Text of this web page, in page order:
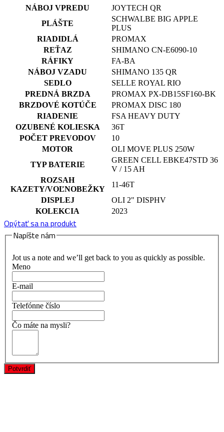
NÁBOJ VPREDU
JOYTECH QR
PLÁŠTE
SCHWALBE BIG APPLE
PLUS
RIADIDLÁ
PROMAX
REŤAZ
SHIMANO CN-E6090-10
RÁFIKY
FA-BA
NÁBOJ VZADU
SHIMANO 135 QR
SEDLO
SELLE ROYAL RIO
PREDNÁ BRZDA
PROMAX PX-DB15SF160-BK
BRZDOVÉ KOTÚČE
PROMAX DISC 180
RIADENIE
FSA HEAVY DUTY
OZUBENÉ KOLIESKA
36T
POČET PREVODOV
10
MOTOR
OLI MOVE PLUS 250W
TYP BATERIE
GREEN CELL EBKE47STD 36
V / 15 AH
ROZSAH
KAZETY/VOĽNOBEŽKY
11-46T
DISPLEJ
OLI 2" DISPHV
KOLEKCIA
2023
Opýtať sa na produkt
Napíšte nám
Jot us a note and we’ll get back to you as quickly as possible.
Meno
E-mail
Telefónne číslo
Čo máte na mysli?
Potvrdiť